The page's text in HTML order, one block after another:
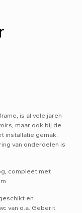
is al vele jaren
maar ook bij de
installatie gemak.
van onderdelen is
compleet met
en
van o.a. Geberit